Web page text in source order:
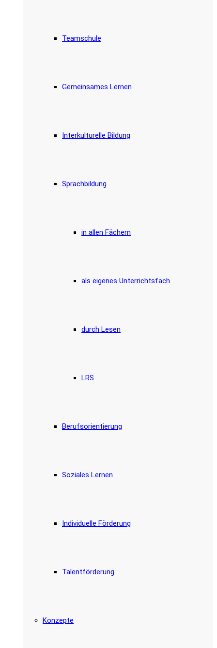
Teamschule
Gemeinsames Lernen
Interkulturelle Bildung
Sprachbildung
in allen Fächern
als eigenes Unterrichtsfach
durch Lesen
LRS
Berufsorientierung
Soziales Lernen
Individuelle Förderung
Talentförderung
Konzepte